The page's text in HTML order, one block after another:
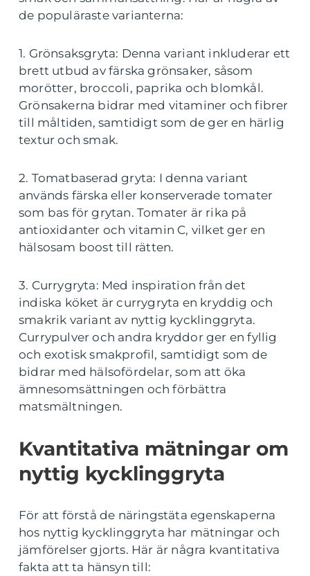
de populäraste varianterna:
1. Grönsaksgryta: Denna variant inkluderar ett
brett utbud av färska grönsaker, såsom
morötter, broccoli, paprika och blomkål.
Grönsakerna bidrar med vitaminer och fibrer
till måltiden, samtidigt som de ger en härlig
textur och smak.
2. Tomatbaserad gryta: I denna variant
används färska eller konserverade tomater
som bas för grytan. Tomater är rika på
antioxidanter och vitamin C, vilket ger en
hälsosam boost till rätten.
3. Currygryta: Med inspiration från det
indiska köket är currygryta en kryddig och
smakrik variant av nyttig kycklinggryta.
Currypulver och andra kryddor ger en fyllig
och exotisk smakprofil, samtidigt som de
bidrar med hälsofördelar, som att öka
ämnesomsättningen och förbättra
matsmältningen.
Kvantitativa mätningar om
nyttig kycklinggryta
För att förstå de näringstäta egenskaperna
hos nyttig kycklinggryta har mätningar och
jämförelser gjorts. Här är några kvantitativa
fakta att ta hänsyn till: